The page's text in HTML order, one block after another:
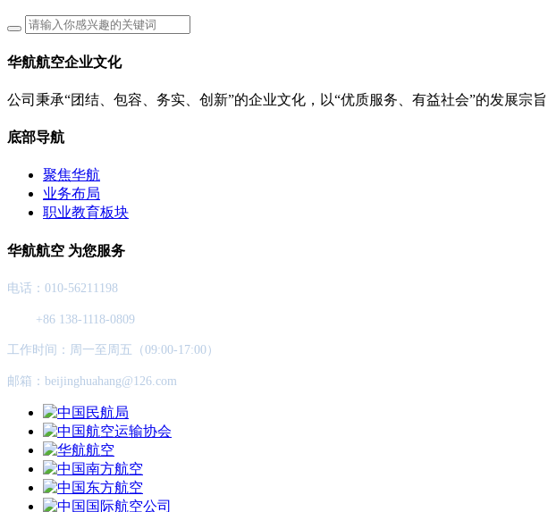
华航航空企业文化
公司秉承“团结、包容、务实、创新”的企业文化，以“优质服务、有益社会”的发展宗
底部导航
聚焦华航
业务布局
职业教育板块
华航航空 为您服务
电话：010-56211198
+86 138-1118-0809
工作时间：周一至周五（09:00-17:00）
邮箱：beijinghuahang@126.com